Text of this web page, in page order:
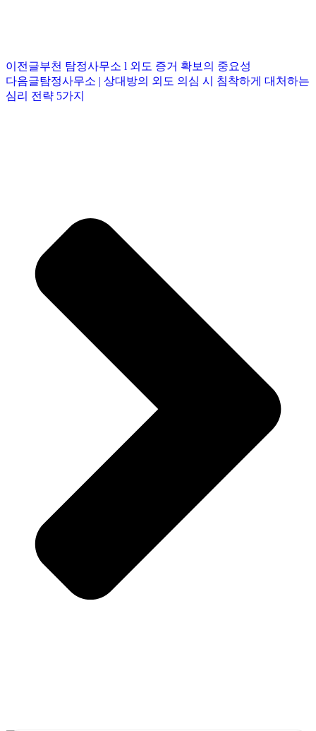
이전글부천 탐정사무소 l 외도 증거 확보의 중요성
다음글탐정사무소 | 상대방의 외도 의심 시 침착하게 대처하는
심리 전략 5가지